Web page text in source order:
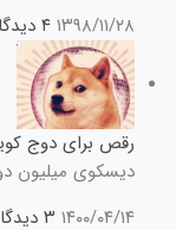
۱۳۹۸/۱۱/۲۸ ۴ دیدگاه
رقص برای دوج
دیسکوی میلیون
۱۴۰۰/۰۴/۱۴ ۳ دیدگاه